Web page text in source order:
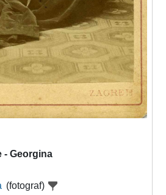
- Georgina
(fotograf)